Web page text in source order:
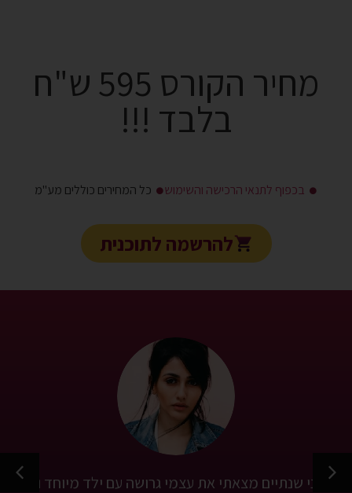
מחיר הקורס 595 ש"ח
בלבד !!!
בכפוף לתנאי הרכישה והשימוש כל המחירים כוללים מע"מ
להרשמה לתוכנית
לפני שנתיים מצאתי את עצמי גרושה עם ילד מיוחד ועם